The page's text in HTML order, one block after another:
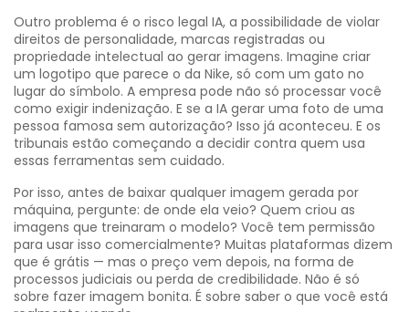
Outro problema é o risco legal IA, a possibilidade de violar
direitos de personalidade, marcas registradas ou
propriedade intelectual ao gerar imagens. Imagine criar
um logotipo que parece o da Nike, só com um gato no
lugar do símbolo. A empresa pode não só processar você
como exigir indenização. E se a IA gerar uma foto de uma
pessoa famosa sem autorização? Isso já aconteceu. E os
tribunais estão começando a decidir contra quem usa
essas ferramentas sem cuidado.
Por isso, antes de baixar qualquer imagem gerada por
máquina, pergunte: de onde ela veio? Quem criou as
imagens que treinaram o modelo? Você tem permissão
para usar isso comercialmente? Muitas plataformas dizem
que é grátis — mas o preço vem depois, na forma de
processos judiciais ou perda de credibilidade. Não é só
sobre fazer imagem bonita. É sobre saber o que você está